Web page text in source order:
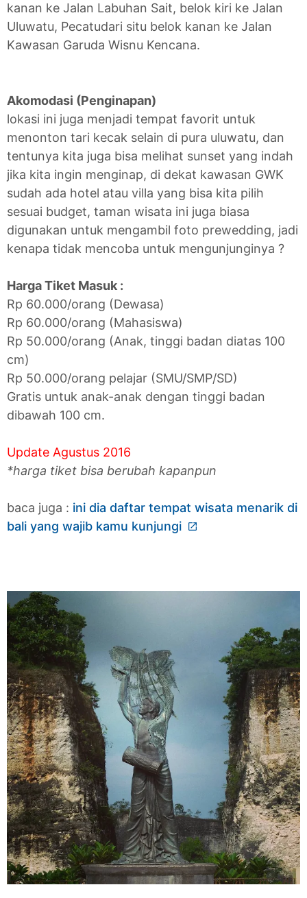
kanan ke Jalan Labuhan Sait, belok kiri ke Jalan
Uluwatu, Pecatudari situ belok kanan ke Jalan
Kawasan Garuda Wisnu Kencana.
Akomodasi (Penginapan)
lokasi ini juga menjadi tempat favorit untuk
menonton tari kecak selain di pura uluwatu, dan
tentunya kita juga bisa melihat sunset yang indah
jika kita ingin menginap, di dekat kawasan GWK
sudah ada hotel atau villa yang bisa kita pilih
sesuai budget, taman wisata ini juga biasa
digunakan untuk mengambil foto prewedding, jadi
kenapa tidak mencoba untuk mengunjunginya ?
Harga Tiket Masuk :
Rp 60.000/orang (Dewasa)
Rp 60.000/orang (Mahasiswa)
Rp 50.000/orang (Anak, tinggi badan diatas 100
cm)
Rp 50.000/orang pelajar (SMU/SMP/SD)
Gratis untuk anak-anak dengan tinggi badan
dibawah 100 cm.
Update Agustus 2016
*harga tiket bisa berubah kapanpun
baca juga : ini dia daftar tempat wisata menarik di
bali yang wajib kamu kunjungi